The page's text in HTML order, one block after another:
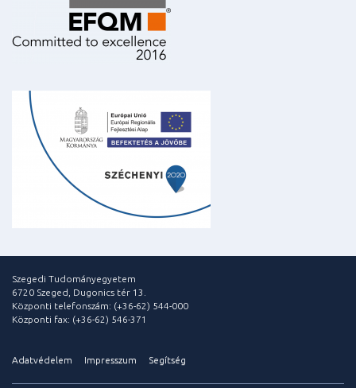
Szegedi Tudományegyetem
6720 Szeged, Dugonics tér 13.
Központi telefonszám: (+36-62) 544-000
Központi fax: (+36-62) 546-371
Adatvédelem Impresszum Segítség